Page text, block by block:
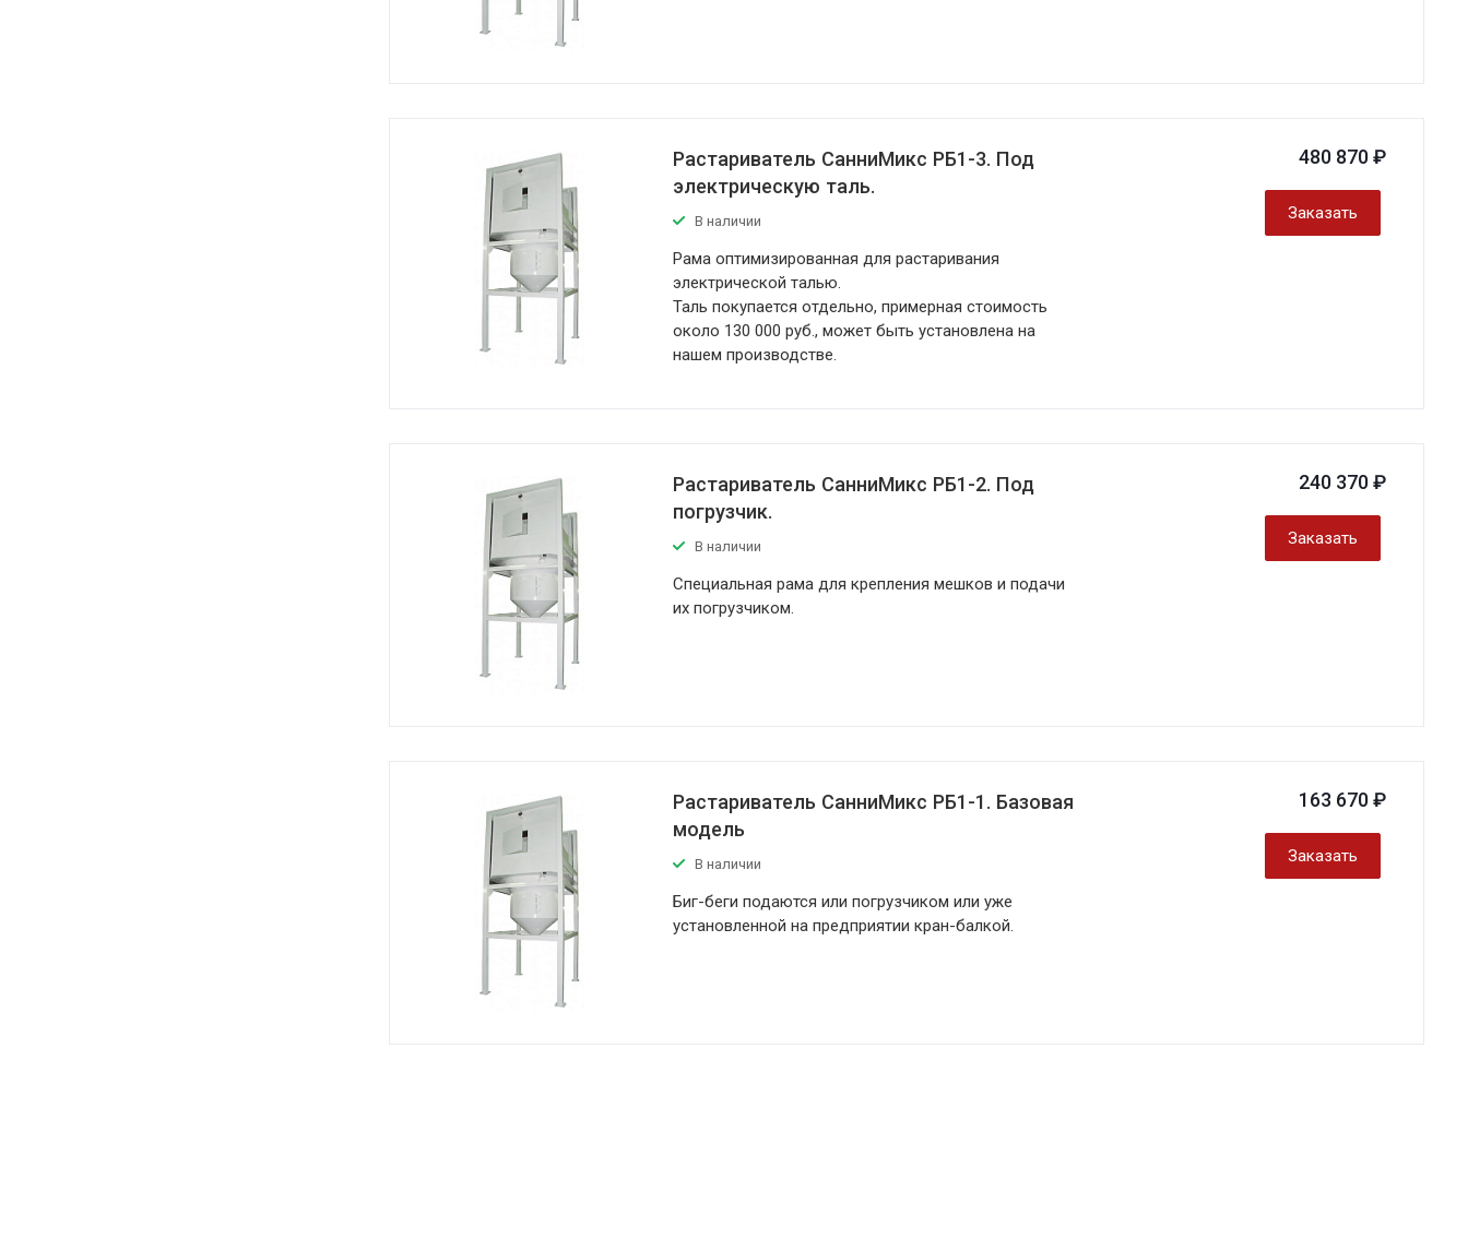
Растариватель СанниМикс РБ1-3. Под
электрическую таль.
В наличии
Рама оптимизированная для растаривания
электрической талью.
Таль покупается отдельно, примерная стоимость
около 130 000 руб., может быть установлена на
нашем производстве.
480 870 ₽
Заказать
Растариватель СанниМикс РБ1-2. Под
погрузчик.
В наличии
Специальная рама для крепления мешков и подачи
их погрузчиком.
240 370 ₽
Заказать
Растариватель СанниМикс РБ1-1. Базовая
модель
В наличии
Биг-беги подаются или погрузчиком или уже
установленной на предприятии кран-балкой.
163 670 ₽
Заказать